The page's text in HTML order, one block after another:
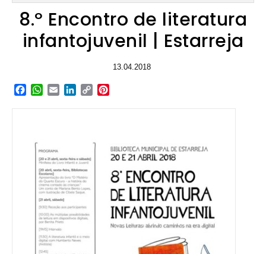
8.º Encontro de literatura
infantojuvenil | Estarreja
13.04.2018
Facebook
WhatsApp
EmailLinkedIn
Copy